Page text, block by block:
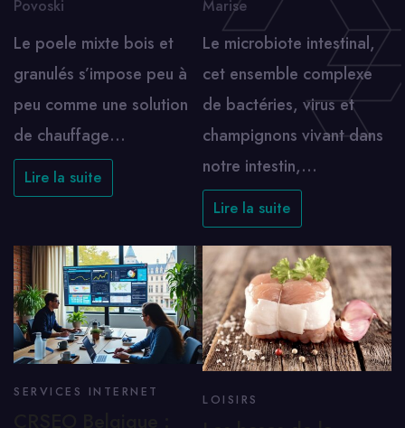
Povoski
Le poele mixte bois et
granulés s’impose peu à
peu comme une solution
de chauffage…
Lire la suite
Marise
Le microbiote intestinal,
cet ensemble complexe
de bactéries, virus et
champignons vivant dans
notre intestin,…
Lire la suite
SERVICES INTERNET LOISIRS